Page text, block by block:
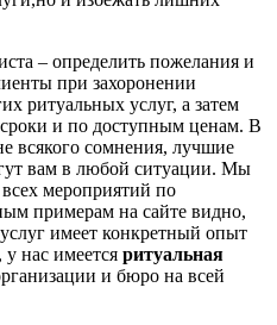
– определить пожелания и
при захоронении
ритуальных услуг, а затем
и по доступным ценам. В
всякого сомнения, лучшие
вам в любой ситуации. Мы
мероприятий по
примерам на сайте видно,
имеет конкретный опыт
нас имеется ритуальная
и бюро на всей